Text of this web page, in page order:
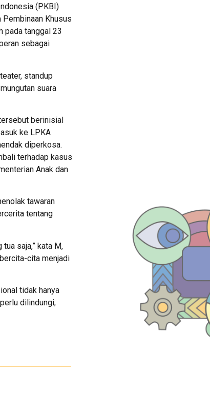
(PKBI)
Pembinaan Khusus
pada tanggal 23
sebagai
standup
suara
berinisial
ke LPKA
diperkosa.
terhadap kasus
Anak dan
tawaran
tentang
saja,” kata M,
cita menjadi
tidak hanya
dilindungi;